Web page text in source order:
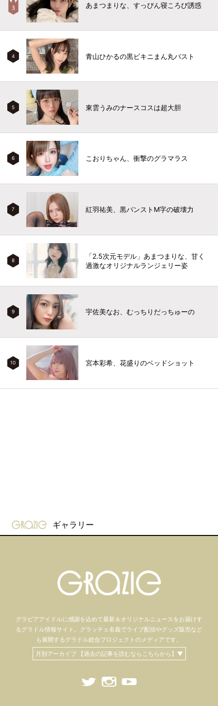
あまつまりな、すっぴん寝ころび誘惑
4 青山ひかるの黒ビキニまん丸バスト
5 東雲うみのナースコスは超大胆
6 こおりちゃん、衝撃のグラマラス
7 紅羽祐美、黒パンストM字の破壊力
8
「2.5次元モデル」あまつまりな、甘く
過激なオリジナルランジェリー姿
9 宇佐美なお、むっちりだっちゅーの
10 宮本彩希、花盛りのベッドショット
gravure-grazie
ギャラリー
グラビアアイドルに感謝を込めて最新＆オリジナルニュースをお届けす
るグラドル情報サイト。 グラッチェ名義でライブ配信やグッズ販売など
も 展開するグラドル総合プロジェクトのメディアです。
月別アーカイブ 【過去の記事を読むならこちらから】▼